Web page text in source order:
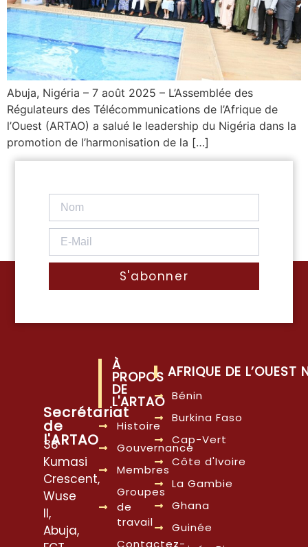
Abuja, Nigéria – 7 août 2025 – L’Assemblée des
Régulateurs des Télécommunications de l’Afrique de
l’Ouest (ARTAO) a salué le leadership du Nigéria dans la
promotion de l’harmonisation de la […]
S'abonner
Secrétariat
de
l'ARTAO
38
Kumasi
Crescent,
Wuse
II,
Abuja,
À
PROPOS
DE
L'ARTAO
Histoire
Gouvernance
Membres
Groupes
de
travail
Contactez-
AFRIQUE DE L’OUEST
Bénin
Burkina Faso
Cap-Vert
Côte d'Ivoire
La Gambie
Ghana
Guinée